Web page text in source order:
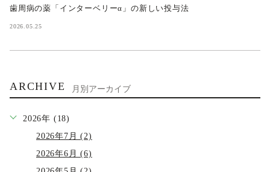
歯周病の薬「インターベリーα」の新しい投与法
2026.05.25
ARCHIVE 月別アーカイブ
2026年 (18)
2026年7月 (2)
2026年6月 (6)